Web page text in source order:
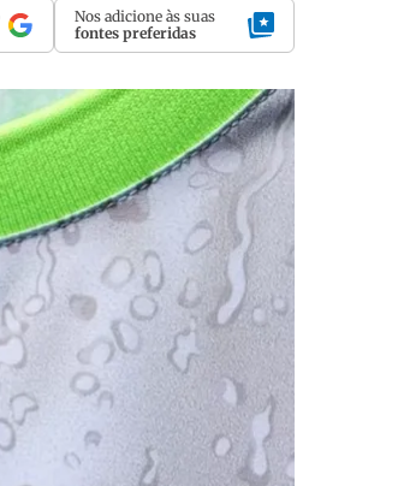
Nos adicione às suas
fontes preferidas